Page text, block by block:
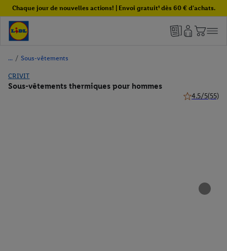
Chaque jour de nouvelles actions! | Envoi gratuit¹ dès 60 € d'achats.
/ Sous-vêtements
CRIVIT
Sous-vêtements thermiques pour hommes
4.5/5(55)